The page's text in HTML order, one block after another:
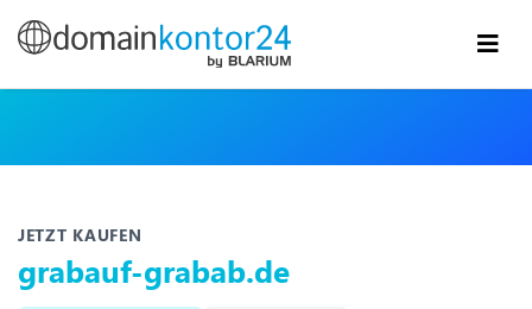
JETZT KAUFEN
grabauf-grabab.de